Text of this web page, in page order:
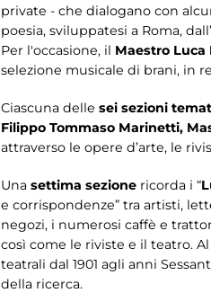
private - che dialogano con
poesia, sviluppatesi a Roma,
Per l'occasione, il Maestro
selezione musicale di brani, in
Ciascuna delle sei sezioni
Filippo Tommaso Marinetti,
attraverso le opere d’arte, le
Una settima sezione ricorda i “
e corrispondenze” tra artisti,
negozi, i numerosi caffè e
così come le riviste e il teatro.
teatrali dal 1901 agli anni
della ricerca.